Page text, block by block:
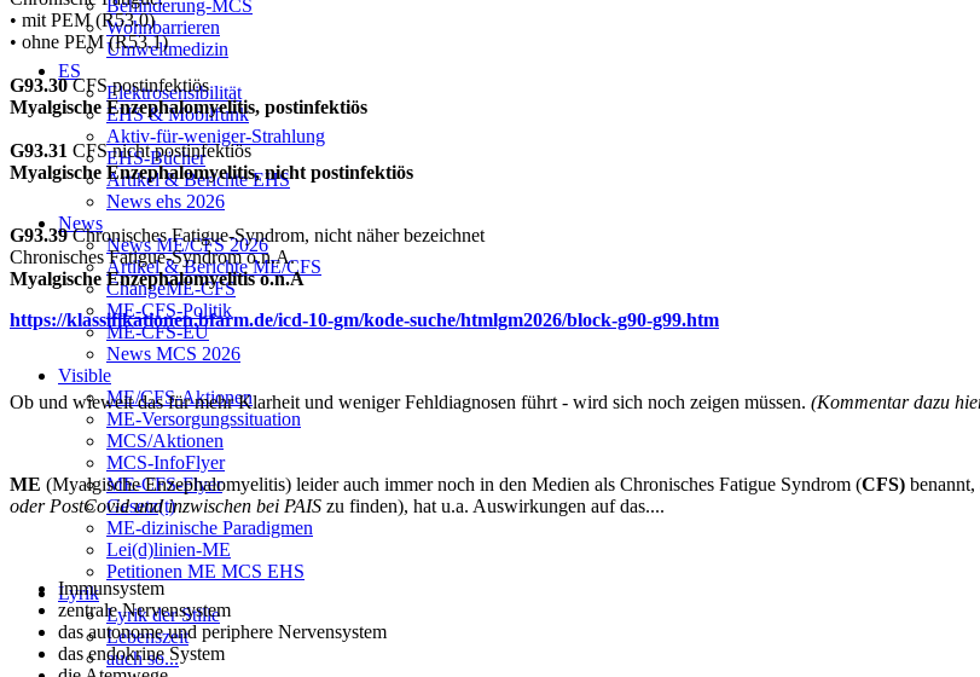
Behinderung-MCS
Wohnbarrieren
Umweltmedizin
ES
Elektrosensibilität
EHS & Mobilfunk
Aktiv-für-weniger-Strahlung
EHS-Bücher
Artikel & Berichte EHS
News ehs 2026
News
News ME/CFS 2026
Artikel & Berichte ME/CFS
ChangeME-CFS
ME-CFS-Politik
ME-CFS-EU
News MCS 2026
Visible
ME/CFS-Aktionen
ME-Versorgungssituation
MCS/Aktionen
MCS-InfoFlyer
ME-CFS-Flyer
Gesetz(t)
ME-dizinische Paradigmen
Lei(d)linien-ME
Petitionen ME MCS EHS
Lyrik
Lyrik der Stille
Lebenszeit
auch so...
• mit PEM (R53.0)
• ohne PEM (R53.1)
G93.30CFS postinfektiös
Myalgische Enzephalomyelitis, postinfektiös
G93.31 CFS nicht postinfektiös
Myalgische Enzephalomyelitis, nicht postinfektiös
G93.39Chronisches Fatigue-Syndrom, nicht näher bezeichnet
Chronisches Fatigue-Syndrom o.n.A.
Myalgische Enzephalomyelitis o.n.A
https://klassifikationen.bfarm.de/icd-10-gm/kode-suche/htmlgm2026/block-g90-g99.htm
Ob und wieweit das für mehr Klarheit und weniger Fehldiagnosen führt - wird sich noch zeigen müssen. (Kommentar dazu
ME (Myalgische Enzephalomyelitis) leider auch immer noch in den Medien als Chronisches Fatigue Syndrom (CFS) benannt,
oder PostCovid und inzwischen bei PAIS zu finden), hat u.a. Auswirkungen auf das....
Immunsystem
zentrale Nervensystem
das autonome und periphere Nervensystem
das endokrine System